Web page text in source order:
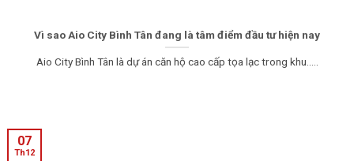
Vì sao Aio City Bình Tân đang là tâm điểm đầu tư hiện nay
Aio City Bình Tân là dự án căn hộ cao cấp tọa lạc trong khu.....
07
Th12